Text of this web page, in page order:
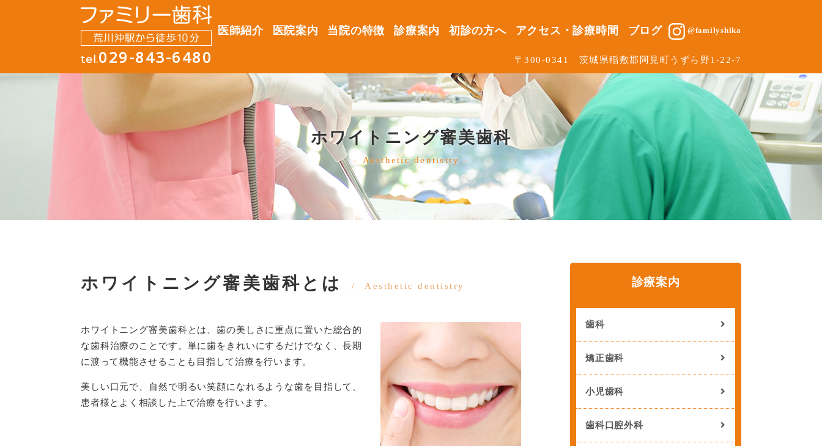
tel.029-843-6480
医師紹介 医院案内 当院の特徴 診療案内 初診の方へ アクセス・診療時間 ブログ @familyshika
〒300-0341 茨城県稲敷郡阿見町うずら野1-22-7
ホワイトニング審美歯科
Aesthetic dentistry
ホワイトニング審美歯科とは Aesthetic dentistry
ホワイトニング審美歯科とは、歯の美しさに重点に置いた総合的
な歯科治療のことです。単に歯をきれいにするだけでなく、長期
に渡って機能させることも目指して治療を行います。
美しい口元で、自然で明るい笑顔になれるような歯を目指して、
患者様とよく相談した上で治療を行います。
診療案内
歯科
矯正歯科
小児歯科
歯科口腔外科